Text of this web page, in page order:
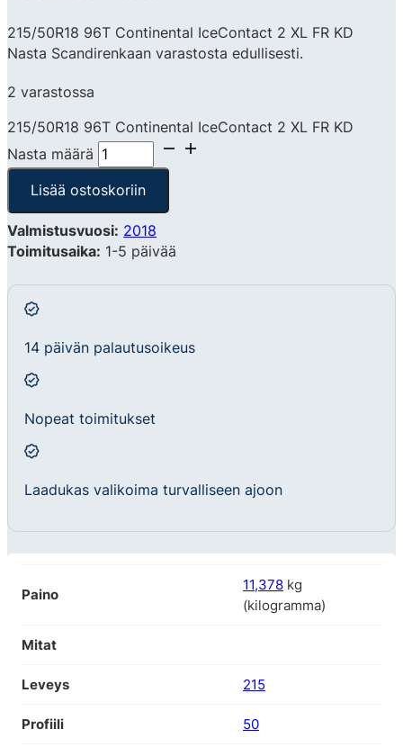
215/50R18 96T Continental IceContact 2 XL FR KD
Nasta Scandirenkaan varastosta edullisesti.
2 varastossa
215/50R18 96T Continental IceContact 2 XL FR KD
Nasta määrä
Lisää ostoskoriin
Valmistusvuosi: 2018
Toimitusaika: 1-5 päivää
14 päivän palautusoikeus
Nopeat toimitukset
Laadukas valikoima turvalliseen ajoon
Paino
11,378 kg
(kilogramma)
Mitat
Leveys 215
Profiili 50